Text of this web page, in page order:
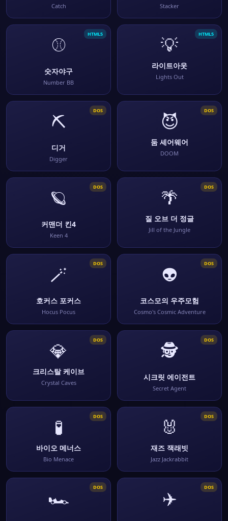
Catch Stacker
HTML5
⚾
숫자야구
Number BB
HTML5
💡
라이트아웃
Lights Out
DOS
⛏
디거
Digger
DOS
😈
둠 셰어웨어
DOOM
DOS
🪐
커맨더 킨4
Keen 4
DOS
🌴
질 오브 더 정글
Jill of the Jungle
DOS
🪄
호커스 포커스
Hocus Pocus
DOS
👽
코스모의 우주모험
Cosmo's Cosmic Adventure
DOS
💎
크리스탈 케이브
Crystal Caves
DOS
🕵️
시크릿 에이전트
Secret Agent
DOS
🧪
바이오 메너스
Bio Menace
DOS
🐰
재즈 잭래빗
Jazz Jackrabbit
DOS
🏎️ DOS
✈️